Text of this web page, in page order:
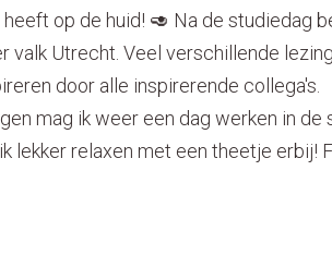
op de huid! 🥑 Na de studiedag
valk Utrecht. Veel verschillende
door alle inspirerende collega's.
mag ik weer een dag werken in de
lekker relaxen met een theetje erbij!